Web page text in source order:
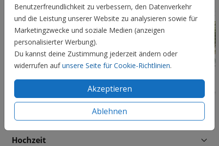
Benutzerfreundlichkeit zu verbessern, den Datenverkehr
und die Leistung unserer Website zu analysieren sowie für
Marketingzwecke und soziale Medien (anzeigen
personalisierter Werbung).
Du kannst deine Zustimmung jederzeit ändern oder
widerrufen aufunsere Seite für Cookie-Richtlinien.
Akzeptieren
Ablehnen
Hochzeit